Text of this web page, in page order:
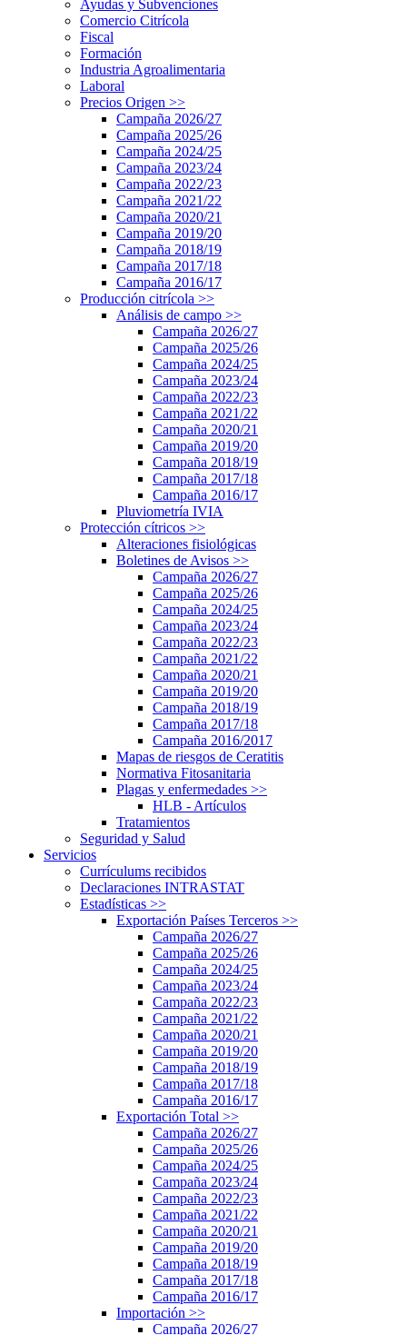
Ayudas y Subvenciones
Comercio Citrícola
Fiscal
Formación
Industria Agroalimentaria
Laboral
Precios Origen >>
Campaña 2026/27
Campaña 2025/26
Campaña 2024/25
Campaña 2023/24
Campaña 2022/23
Campaña 2021/22
Campaña 2020/21
Campaña 2019/20
Campaña 2018/19
Campaña 2017/18
Campaña 2016/17
Producción citrícola >>
Análisis de campo >>
Campaña 2026/27
Campaña 2025/26
Campaña 2024/25
Campaña 2023/24
Campaña 2022/23
Campaña 2021/22
Campaña 2020/21
Campaña 2019/20
Campaña 2018/19
Campaña 2017/18
Campaña 2016/17
Pluviometría IVIA
Protección cítricos >>
Alteraciones fisiológicas
Boletines de Avisos >>
Campaña 2026/27
Campaña 2025/26
Campaña 2024/25
Campaña 2023/24
Campaña 2022/23
Campaña 2021/22
Campaña 2020/21
Campaña 2019/20
Campaña 2018/19
Campaña 2017/18
Campaña 2016/2017
Mapas de riesgos de Ceratitis
Normativa Fitosanitaria
Plagas y enfermedades >>
HLB - Artículos
Tratamientos
Seguridad y Salud
Servicios
Currículums recibidos
Declaraciones INTRASTAT
Estadísticas >>
Exportación Países Terceros >>
Campaña 2026/27
Campaña 2025/26
Campaña 2024/25
Campaña 2023/24
Campaña 2022/23
Campaña 2021/22
Campaña 2020/21
Campaña 2019/20
Campaña 2018/19
Campaña 2017/18
Campaña 2016/17
Exportación Total >>
Campaña 2026/27
Campaña 2025/26
Campaña 2024/25
Campaña 2023/24
Campaña 2022/23
Campaña 2021/22
Campaña 2020/21
Campaña 2019/20
Campaña 2018/19
Campaña 2017/18
Campaña 2016/17
Importación >>
Campaña 2026/27